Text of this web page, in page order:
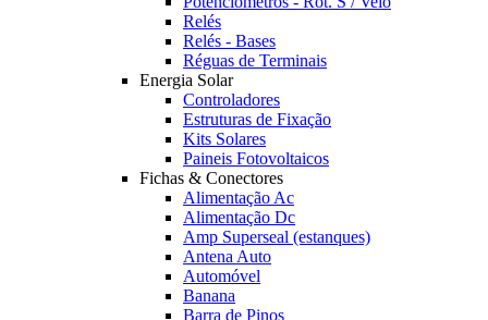
Relés
Relés - Bases
Réguas de Terminais
Energia Solar
Controladores
Estruturas de Fixação
Kits Solares
Paineis Fotovoltaicos
Fichas & Conectores
Alimentação Ac
Alimentação Dc
Amp Superseal (estanques)
Antena Auto
Automóvel
Banana
Barra de Pinos